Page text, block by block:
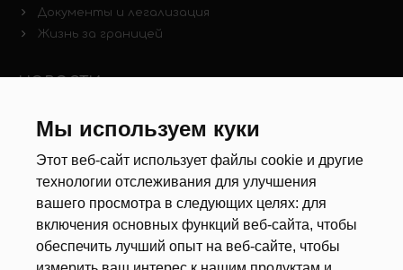
Мы используем куки
Этот веб-сайт использует файлы cookie и другие
технологии отслеживания для улучшения
вашего просмотра в следующих целях: для
включения основных функций веб-сайта, чтобы
обеспечить лучший опыт на веб-сайте, чтобы
Документы и легализация
Жизнь за границей
НОВОСТИ
Новости рынка труда
Анкета
Калькулятор дат